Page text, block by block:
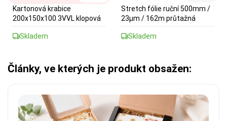
Kartonová krabice
200x150x100 3VVL klopová
Skladem
Stretch fólie ruční 500mm /
23µm / 162m průtažná
Skladem
Články, ve kterých je produkt obsažen: